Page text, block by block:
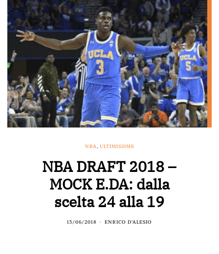
NBA, ULTIMISSIME
NBA DRAFT 2018 –
MOCK E.DA: dalla
scelta 24 alla 19
15/06/2018 ENRICO D'ALESIO